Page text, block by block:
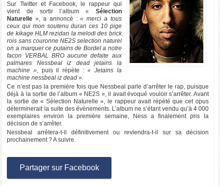
Sur Twitter et Facebook, le rappeur qui
vient de sortir l’album « Sélection
Naturelle », a annoncé :« merci a tous
ceux qui mon soutenu duran ces 10 pige
de kikage HLM rezidan la melodi des brick
rois sans couronne NE2S selection naturel
on a marquer ce putains de Bordel a notre
facon VERBAL BRO aucune defaite aux
palmares Nessbeal iz dead jetains la
machine », puis il répète :« Jetains la
machine nessbeal iz dead ».
Ce n’est pas la première fois que Nessbeal parle d’arrêter le rap, puisque
déjà à la sortie de l’album « NE2S », il avait évoqué vouloir s’arrêter. Avant
la sortie de « Sélection Naturelle », le rappeur avait répété que cet opus
déterminerait la suite des évènements. L’album ne s’étant vendu qu’à 4 000
exemplaires environ la première semaine, Ness a finalement pris la
décision de s’arrêter.
Nessbeal arrêtera-t-il définitivement ou reviendra-t-il sur sa décision
prochainement ? A suivre.
Partager sur Facebook